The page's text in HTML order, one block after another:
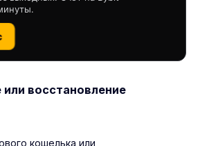
восстановление